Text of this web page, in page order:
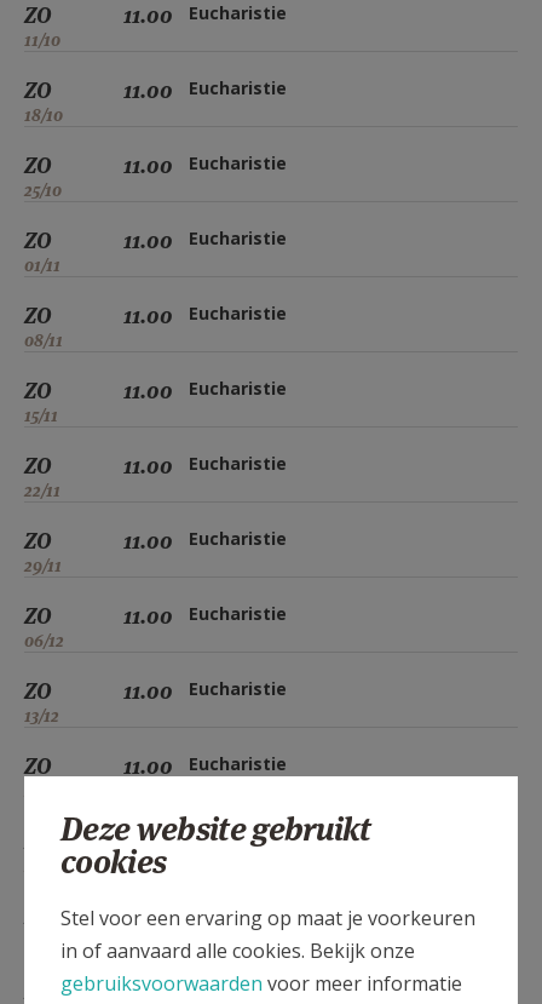
ZO
11/10
11.00 Eucharistie
ZO
18/10
11.00 Eucharistie
ZO
25/10
11.00 Eucharistie
ZO
01/11
11.00 Eucharistie
ZO
08/11
11.00 Eucharistie
ZO
15/11
11.00 Eucharistie
ZO
22/11
11.00 Eucharistie
ZO
29/11
11.00 Eucharistie
ZO
06/12
11.00 Eucharistie
ZO
13/12
11.00 Eucharistie
ZO 11.00 Eucharistie
11.00 Eucharistie
03/01
11.00 Eucharistie
11.00 Eucharistie
Deze website gebruikt
cookies
Stel voor een ervaring op maat je voorkeuren
in of aanvaard alle cookies. Bekijk onze
gebruiksvoorwaarden voor meer informatie